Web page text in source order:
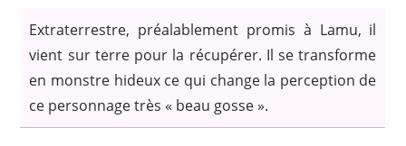
Extraterrestre, préalablement promis à Lamu, il
vient sur terre pour la récupérer. Il se transforme
en monstre hideux ce qui change la perception de
ce personnage très « beau gosse ».